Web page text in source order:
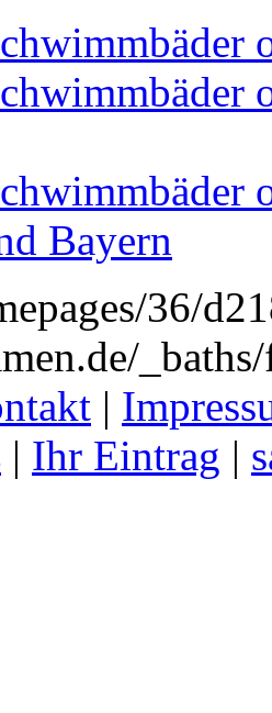
Bayern
36/
|
| Ihr Eintrag |